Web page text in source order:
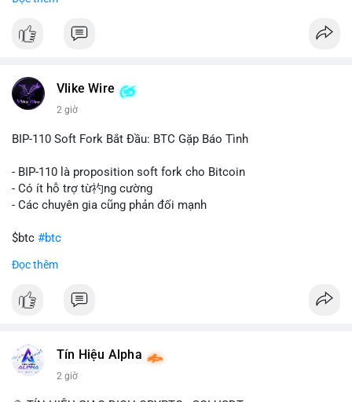
#dongtiencavoi
Nhận định phân tích:
Khối lượng 94.58 BTC trị giá hơn 6.15 triệu USD được di
này có thể phản ánh ba kịch bản chính: thứ nhất, cá voi đang
chuẩn bị thanh khoản bằng cách chuyển lên sàn giao dịch, tạo
để nắm giữ dài hạn, thể hiện niềm tin vào xu hướng tăng; thứ
tán rủi ro. Với mức giá 65K, khối lượng này không quá lớn để
gây sốc thanh khoản tức thời, nhưng vẫn đủ sức tạo biến động
tâm lý ngắn hạn nếu hướng đến sàn tập trung.
Lời khuyên cho nhà đầu tư nhỏ lẻ:
hướng đi của dòng tiền. Tránh hành động theo cảm xúc, ưu
rõ ràng về đích đến của số BTC này.
#dongtienlon
Vlike Wire
2 giờ
BIP-110 Soft Fork Bắt Đầu: BTC Gặp Báo Tình
- BIP-110 là proposition soft fork cho Bitcoin
- Có ít hỗ trợ từ礿ng cường
- Các chuyên gia cũng phản đối mạnh
$btc #btc
#vlikevn
📰 Nguồn: CoinDesk
Đọc thêm
Tín Hiệu Alpha
2 giờ